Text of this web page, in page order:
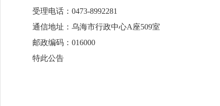
受理电话：0473-8992281
通信地址：乌海市行政中心A座509室
邮政编码：016000
特此公告